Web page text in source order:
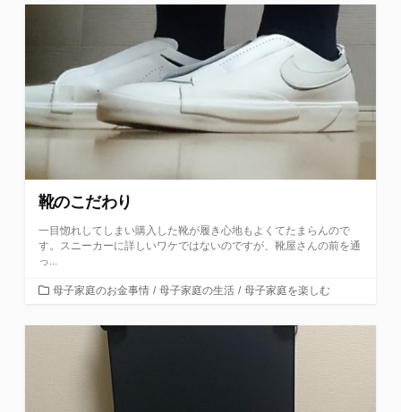
靴のこだわり
一目惚れしてしまい購入した靴が履き心地もよくてたまらんので
す。スニーカーに詳しいワケではないのですが、靴屋さんの前を通
っ...
カ
ゴ
母子家庭のお金事情 / 母子家庭の生活 / 母子家庭を楽しむ